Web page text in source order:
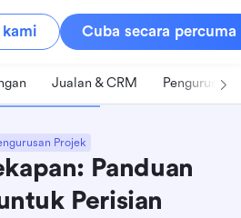
Cuba secara percuma
Jualan & CRM Pengurusan
Projek
Panduan
Perisian